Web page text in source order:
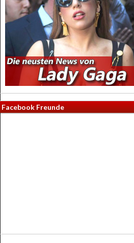
Facebook Freunde